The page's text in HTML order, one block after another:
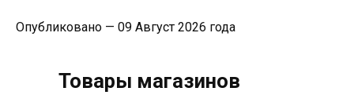
Опубликовано — 09 Август 2026 года
Товары магазинов